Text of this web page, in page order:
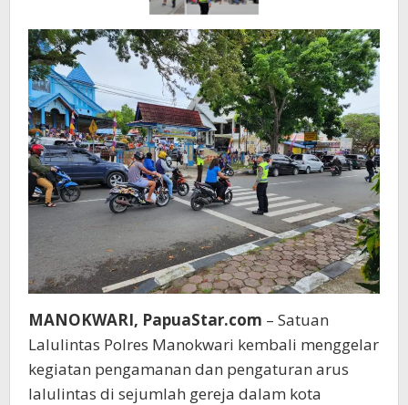
MANOKWARI, PapuaStar.com – Satuan
Lalulintas Polres Manokwari kembali menggelar
kegiatan pengamanan dan pengaturan arus
lalulintas di sejumlah gereja dalam kota